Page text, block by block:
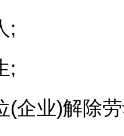
;
;
业)解除劳